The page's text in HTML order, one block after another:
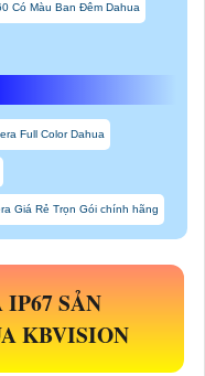
Có Màu Ban Đêm Dahua
Full Color Dahua
Giá Rẻ Trọn Gói chính hãng
IP67 SẢN
KBVISION